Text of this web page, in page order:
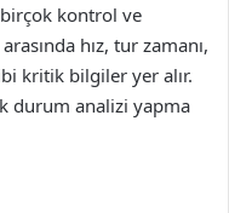
kontrol ve
hız, tur zamanı,
kritik bilgiler yer alır.
durum analizi yapma